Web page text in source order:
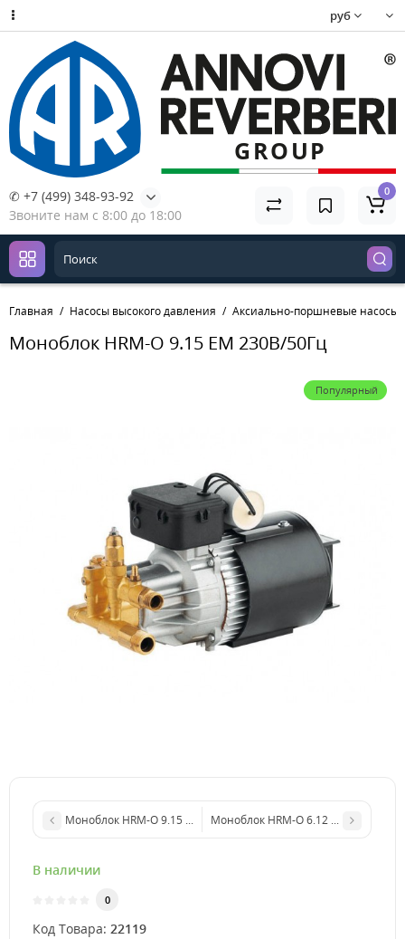
руб
✆ +7 (499) 348-93-92
Звоните нам с 8:00 до 18:00
0
Главная Насосы высокого давления Аксиально-поршневые насосы
Моноблок HRM-O 9.15 EM 230В/50Гц
Популярный
Моноблок HRM-O 9.15 TSS EM 230В/50ГцМоноблок HRM-O 6.12 REG EM
В наличии
0
Код Товара: 22119